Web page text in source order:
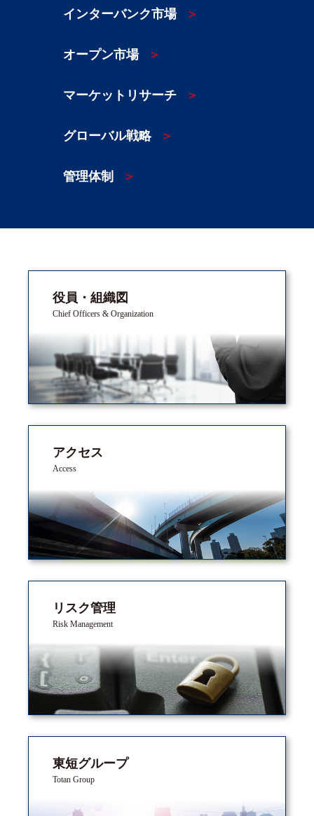
インターバンク市場
オープン市場
マーケットリサーチ
グローバル戦略
管理体制
役員・組織図
Chief Officers & Organization
アクセス
Access
リスク管理
Risk Management
東短グループ
Totan Group